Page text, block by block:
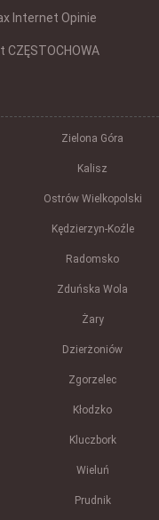
Internet Opinie
CZĘSTOCHOWA
Zielona Góra
Kalisz
Ostrów Wielkopolski
Kędzierzyn-Koźle
Radomsko
Zduńska Wola
Żary
Dzierżoniów
Zgorzelec
Kłodzko
Kluczbork
Wieluń
Prudnik